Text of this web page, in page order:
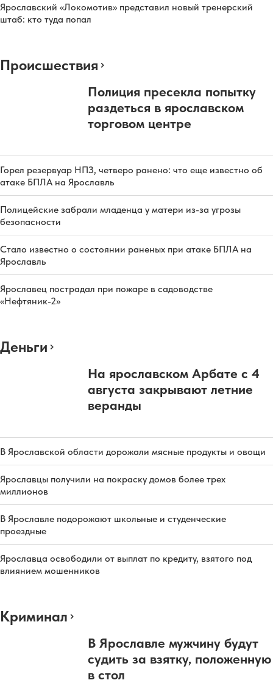
Ярославский «Локомотив» представил новый тренерский
штаб: кто туда попал
Происшествия
Полиция пресекла попытку
раздеться в ярославском
торговом центре
Горел резервуар НПЗ, четверо ранено: что еще известно об
атаке БПЛА на Ярославль
Полицейские забрали младенца у матери из-за угрозы
безопасности
Стало известно о состоянии раненых при атаке БПЛА на
Ярославль
Ярославец пострадал при пожаре в садоводстве
«Нефтяник-2»
Деньги
На ярославском Арбате с 4
августа закрывают летние
веранды
В Ярославской области дорожали мясные продукты и овощи
Ярославцы получили на покраску домов более трех
миллионов
В Ярославле подорожают школьные и студенческие
проездные
Ярославца освободили от выплат по кредиту, взятого под
влиянием мошенников
Криминал
В Ярославле мужчину будут
судить за взятку, положенную
в стол